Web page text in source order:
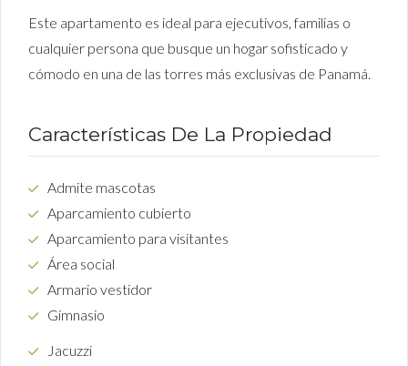
Este apartamento es ideal para ejecutivos, familias o
cualquier persona que busque un hogar sofisticado y
cómodo en una de las torres más exclusivas de Panamá.
Características De La Propiedad
Admite mascotas
Aparcamiento cubierto
Aparcamiento para visitantes
Área social
Armario vestidor
Gimnasio
Jacuzzi